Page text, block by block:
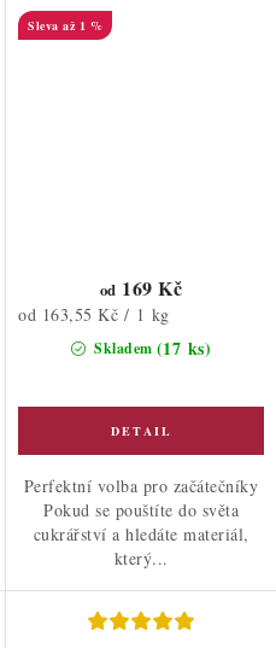
až 1 %
Skladem (17 ks)
od 169 Kč
Měrná
od 163,55 Kč / 1 kg
Perfektní volba pro začátečníky
Pokud se pouštíte do světa
cukrářství a hledáte materiál,
který...